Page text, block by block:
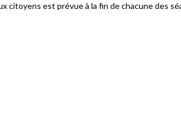
citoyens est prévue à la fin de chacune des